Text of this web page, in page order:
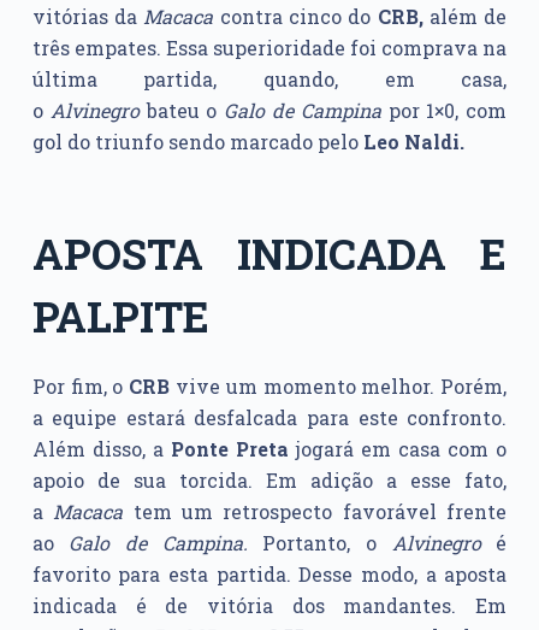
vitórias daMacaca contra cinco do CRB, além de
três empates. Essa superioridade foi comprava na
última partida, quando, em casa,
o Alvinegrobateu o Galo de Campina por 1×0, com
gol do triunfo sendo marcado pelo Leo Naldi.
APOSTA INDICADA E
PALPITE
Por fim, o CRB vive um momento melhor. Porém,
a equipe estará desfalcada para este confronto.
Além disso, a Ponte Pretajogará em casa com o
apoio de sua torcida. Em adição a esse fato,
aMacaca tem um retrospecto favorável frente
ao Galo de Campina. Portanto, o Alvinegro é
favorito para esta partida. Desse modo, a aposta
indicada é de vitória dos mandantes. Em